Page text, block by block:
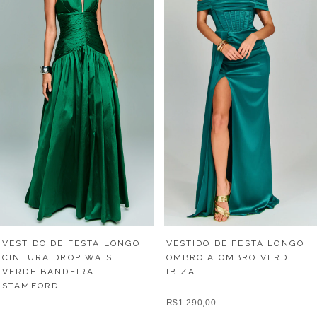
VESTIDO DE FESTA LONGO
CINTURA DROP WAIST
VERDE BANDEIRA
STAMFORD
VESTIDO DE FESTA LONGO
OMBRO A OMBRO VERDE
IBIZA
R$1.290,00